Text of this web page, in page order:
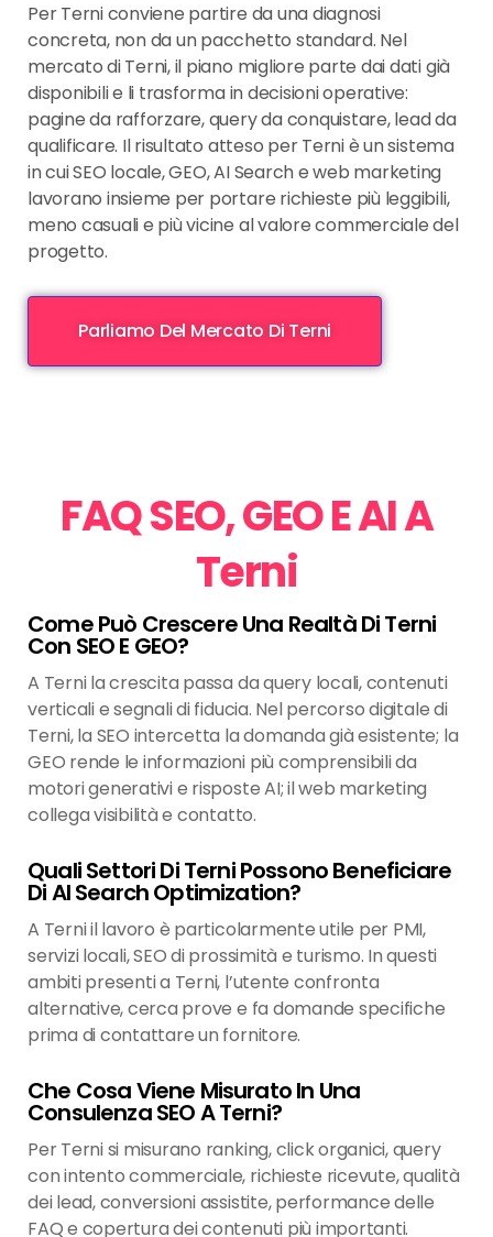
Per Terni conviene partire da una diagnosi
concreta, non da un pacchetto standard. Nel
mercato di Terni, il piano migliore parte dai dati già
disponibili e li trasforma in decisioni operative:
pagine da rafforzare, query da conquistare, lead da
qualificare. Il risultato atteso per Terni è un sistema
in cui SEO locale, GEO, AI Search e web marketing
lavorano insieme per portare richieste più leggibili,
meno casuali e più vicine al valore commerciale del
progetto.
Parliamo Del Mercato Di Terni
FAQ SEO, GEO E AI A
Terni
Come Può Crescere Una Realtà Di Terni
Con SEO E GEO?
A Terni la crescita passa da query locali, contenuti
verticali e segnali di fiducia. Nel percorso digitale di
Terni, la SEO intercetta la domanda già esistente; la
GEO rende le informazioni più comprensibili da
motori generativi e risposte AI; il web marketing
collega visibilità e contatto.
Quali Settori Di Terni Possono Beneficiare
Di AI Search Optimization?
A Terni il lavoro è particolarmente utile per PMI,
servizi locali, SEO di prossimità e turismo. In questi
ambiti presenti a Terni, l’utente confronta
alternative, cerca prove e fa domande specifiche
prima di contattare un fornitore.
Che Cosa Viene Misurato In Una
Consulenza SEO A Terni?
Per Terni si misurano ranking, click organici, query
con intento commerciale, richieste ricevute, qualità
dei lead, conversioni assistite, performance delle
FAQ e copertura dei contenuti più importanti.